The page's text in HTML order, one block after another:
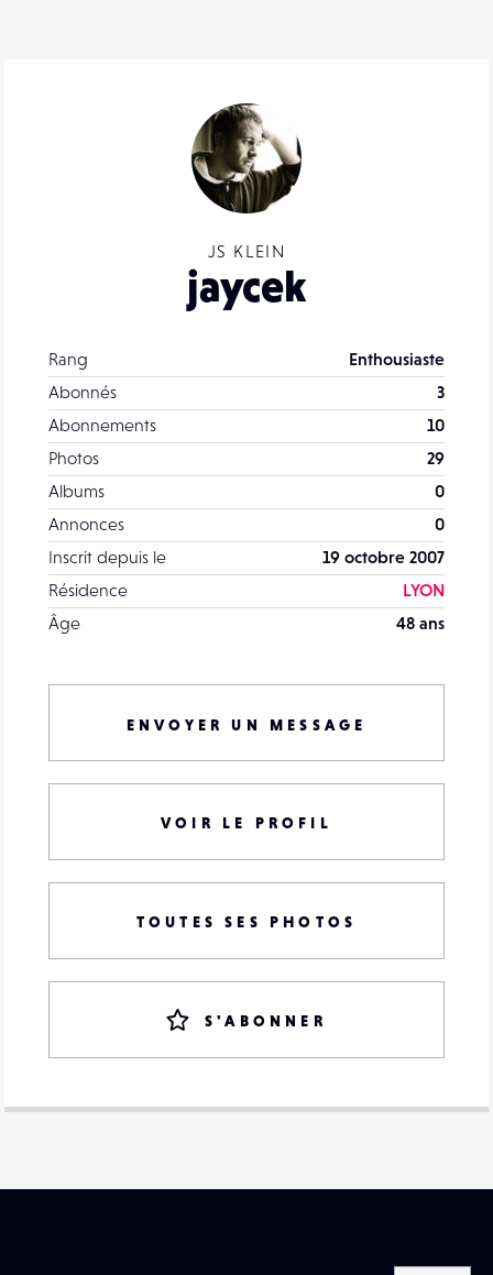
JS KLEIN
jaycek
Rang
Enthousiaste
Abonnés
3
Abonnements
10
Photos
29
Albums
0
Annonces
0
Inscrit depuis le
19 octobre 2007
Résidence
LYON
Âge
48 ans
ENVOYER UN MESSAGE
VOIR LE PROFIL
TOUTES SES PHOTOS
S'ABONNER